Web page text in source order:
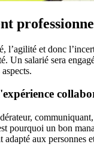
et donc
salarié sera
pourquoi un bon
aux personnes